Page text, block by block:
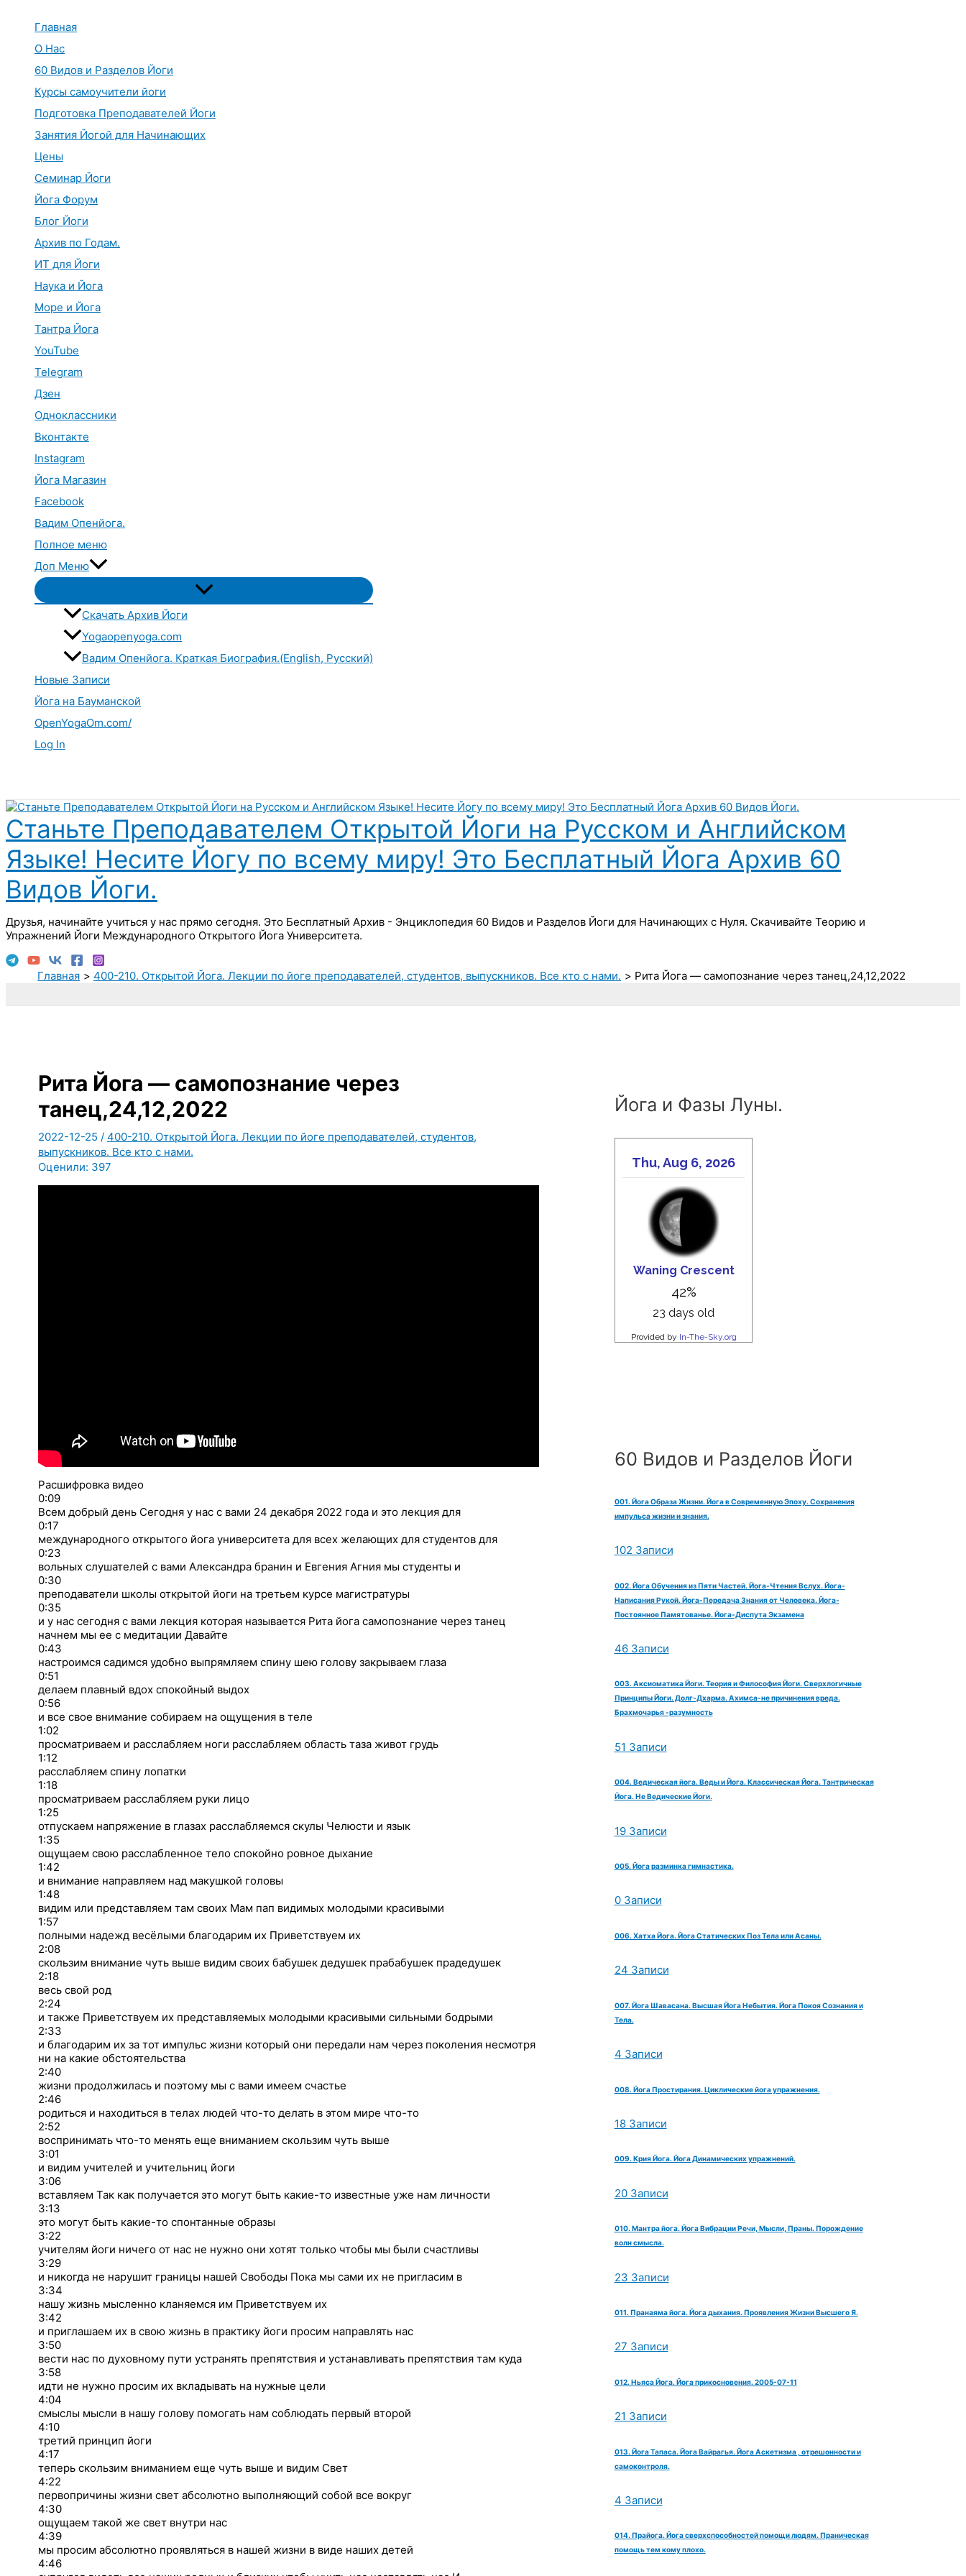
Главная
О Нас
60 Видов и Разделов Йоги
Курсы самоучители йоги
Подготовка Преподавателей Йоги
Занятия Йогой для Начинающих
Цены
Семинар Йоги
Йога Форум
Блог Йоги
Архив по Годам.
ИТ для Йоги
Наука и Йога
Море и Йога
Тантра Йога
YouTube
Telegram
Дзен
Одноклассники
Вконтакте
Instagram
Йога Магазин
Facebook
Вадим Опенйога.
Полное меню
Доп Меню
Переключатель
меню
Скачать Архив Йоги
Yogaopenyoga.com
Вадим Опенйога. Краткая Биография.(English, Русский)
Новые Записи
Йога на Бауманской
OpenYogaOm.com/
Log In
Станьте Преподавателем Открытой Йоги на Русском и Английском
Языке! Несите Йогу по всему миру! Это Бесплатный Йога Архив 60
Видов Йоги.
Друзья, начинайте учиться у нас прямо сегодня. Это Бесплатный Архив - Энциклопедия 60 Видов и Разделов Йоги для Начинающих с Нуля. Скачивайте Теорию и
Упражнений Йоги Международного Открытого Йога Университета.
Главная 400-210. Открытой Йога. Лекции по йоге преподавателей, студентов, выпускников. Все кто с нами. Рита Йога — самопознание через танец,24,12,2022
Рита Йога — самопознание через
танец,24,12,2022
2022-12-25 / 400-210. Открытой Йога. Лекции по йоге преподавателей, студентов,
выпускников. Все кто с нами.
Оценили: 397
Расшифровка видео
0:09
Всем добрый день Сегодня у нас с вами 24 декабря 2022 года и это лекция для
0:17
международного открытого йога университета для всех желающих для студентов для
0:23
вольных слушателей с вами Александра бранин и Евгения Агния мы студенты и
0:30
преподаватели школы открытой йоги на третьем курсе магистратуры
0:35
и у нас сегодня с вами лекция которая называется Рита йога самопознание через танец
начнем мы ее с медитации Давайте
0:43
настроимся садимся удобно выпрямляем спину шею голову закрываем глаза
0:51
делаем плавный вдох спокойный выдох
0:56
и все свое внимание собираем на ощущения в теле
1:02
просматриваем и расслабляем ноги расслабляем область таза живот грудь
1:12
расслабляем спину лопатки
1:18
просматриваем расслабляем руки лицо
1:25
отпускаем напряжение в глазах расслабляемся скулы Челюсти и язык
1:35
ощущаем свою расслабленное тело спокойно ровное дыхание
1:42
и внимание направляем над макушкой головы
1:48
видим или представляем там своих Мам пап видимых молодыми красивыми
1:57
полными надежд весёлыми благодарим их Приветствуем их
2:08
скользим внимание чуть выше видим своих бабушек дедушек прабабушек прадедушек
2:18
весь свой род
2:24
и также Приветствуем их представляемых молодыми красивыми сильными бодрыми
2:33
и благодарим их за тот импульс жизни который они передали нам через поколения несмотря
ни на какие обстоятельства
2:40
жизни продолжилась и поэтому мы с вами имеем счастье
2:46
родиться и находиться в телах людей что-то делать в этом мире что-то
2:52
воспринимать что-то менять еще вниманием скользим чуть выше
3:01
и видим учителей и учительниц йоги
3:06
вставляем Так как получается это могут быть какие-то известные уже нам личности
3:13
это могут быть какие-то спонтанные образы
3:22
учителям йоги ничего от нас не нужно они хотят только чтобы мы были счастливы
3:29
и никогда не нарушит границы нашей Свободы Пока мы сами их не пригласим в
3:34
нашу жизнь мысленно кланяемся им Приветствуем их
3:42
и приглашаем их в свою жизнь в практику йоги просим направлять нас
3:50
вести нас по духовному пути устранять препятствия и устанавливать препятствия там куда
3:58
идти не нужно просим их вкладывать на нужные цели
4:04
смыслы мысли в нашу голову помогать нам соблюдать первый второй
4:10
третий принцип йоги
4:17
теперь скользим вниманием еще чуть выше и видим Свет
4:22
первопричины жизни свет абсолютно выполняющий собой все вокруг
4:30
ощущаем такой же свет внутри нас
4:39
мы просим абсолютно проявляться в нашей жизни в виде наших детей
4:46
Йога и Фазы Луны.
60 Видов и Разделов Йоги
001. Йога Образа Жизни. Йога в Современную Эпоху. Сохранения
импульса жизни и знания.
102 Записи
002. Йога Обучения из Пяти Частей. Йога-Чтения Вслух. Йога-
Написания Рукой. Йога-Передача Знания от Человека. Йога-
Постоянное Памятованье. Йога-Диспута Экзамена
46 Записи
003. Аксиоматика Йоги. Теория и Философия Йоги. Сверхлогичные
Принципы Йоги. Долг-Дхарма. Ахимса-не причинения вреда.
Брахмочарья -разумность
51 Записи
004. Ведическая йога. Веды и Йога. Классическая Йога. Тантрическая
Йога. Не Ведические Йоги.
19 Записи
005. Йога разминка гимнастика.
0 Записи
006. Хатха Йога. Йога Статических Поз Тела или Асаны.
24 Записи
007. Йога Шавасана. Высшая Йога Небытия. Йога Покоя Сознания и
Тела.
4 Записи
008. Йога Простирания. Циклические йога упражнения.
18 Записи
009. Крия Йога. Йога Динамических упражнений.
20 Записи
010. Мантра йога. Йога Вибрации Речи, Мысли, Праны. Порождение
волн смысла.
23 Записи
011. Пранаяма йога. Йога дыхания. Проявления Жизни Высшего Я.
27 Записи
012. Ньяса Йога. Йога прикосновения. 2005-07-11
21 Записи
013. Йога Тапаса. Йога Вайрагья. Йога Аскетизма , отрешонности и
самоконтроля.
4 Записи
014. Прайога. Йога сверхспособностей помощи людям. Праническая
помощь тем кому плохо.